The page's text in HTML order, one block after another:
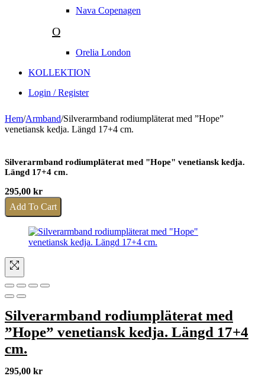
Nava Copenagen
O
Orelia London
KOLLEKTION
Login / Register
Hem/Armband/Silverarmband rodiumpläterat med ”Hope”
venetiansk kedja. Längd 17+4 cm.
Silverarmband rodiumpläterat med "Hope" venetiansk kedja.
Längd 17+4 cm.
295,00 kr
Add To Cart
Silverarmband rodiumpläterat med
”Hope” venetiansk kedja. Längd 17+4
cm.
295,00 kr